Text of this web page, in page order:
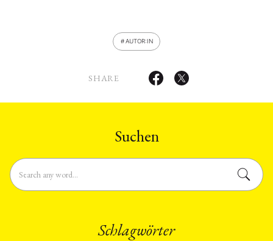
AUTOR:IN
SHARE
Suchen
Schlagwörter